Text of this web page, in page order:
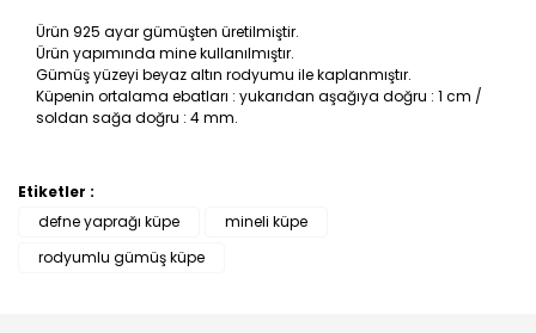
Ürün 925 ayar gümüşten üretilmiştir.
Ürün yapımında mine kullanılmıştır.
Gümüş yüzeyi beyaz altın rodyumu ile kaplanmıştır.
Küpenin ortalama ebatları : yukarıdan aşağıya doğru : 1 cm /
soldan sağa doğru : 4 mm.
Bu ürüne ilk yorumu siz yapın!
Etiketler :
defne yaprağı küpe
mineli küpe
rodyumlu gümüş küpe